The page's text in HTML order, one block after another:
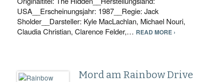
USA__Erscheinungsjahr: 1987__Regie: Jack
Sholder__Darsteller: Kyle MacLachlan, Michael Nouri,
Claudia Christian, Clarence Felder,… READ MORE ›
Mord am Rainbow Drive